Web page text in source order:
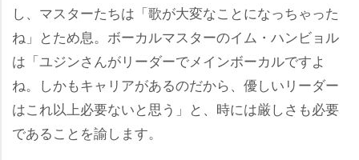
し、マスターたちは「歌が大変なことになっちゃった
ね」とため息。ボーカルマスターのイム・ハンビョル
は「ユジンさんがリーダーでメインボーカルですよ
ね。しかもキャリアがあるのだから、優しいリーダー
はこれ以上必要ないと思う」と、時には厳しさも必要
であることを諭します。